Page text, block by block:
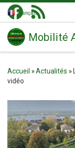
Passer au contenu
Mobilité
Accueil »Actualités »
vidéo
Français ▼